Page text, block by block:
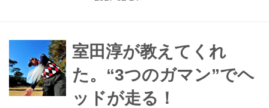
室田淳が教えてくれ
た。“3つのガマン”でヘ
ッドが走る！